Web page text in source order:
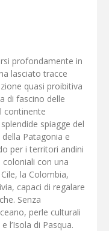
profondamente in
lasciato tracce
quasi proibitiva
di fascino delle
continente
spiagge del
Patagonia e
per i territori andini
con una
la Colombia,
capaci di regalare
Senza
perle culturali
l’Isola di Pasqua.